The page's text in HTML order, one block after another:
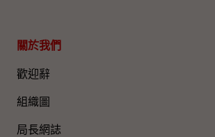
關於我們
歡迎辭
組織圖​
局長網誌